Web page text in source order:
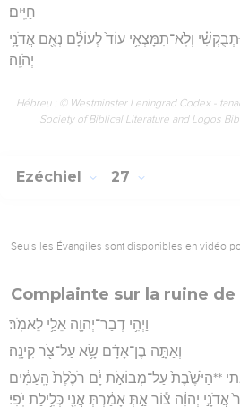
חַיִּֽים׃
וְלֹֽא־תִמָּצְאִ֥י עוֹד֙ לְעוֹלָ֔ם נְאֻ֖ם אֲדֹנָ֥י
יְהֹוִֽה׃
Hébreu : © Westminster Leningrad Codex -
Society of Biblical Literature and Logos
Ezéchiel 27
Seuls les Évangiles sont disponibles en vidéo
Complainte sur la ruine de
וַיְהִ֥י דְבַר־יְהוָ֖ה אֵלַ֥י לֵאמֹֽר׃
וְאַתָּ֣ה בֶן־אָדָ֔ם שָׂ֥א עַל־צֹ֖ר קִינָֽה׃
**הַיֹּשֶׁ֙בֶת֙ עַל־מְבוֹאֹ֣ת יָ֔ם רֹכֶ֙לֶת֙ הָֽעַמִּ֔ים
יְהוִ֔ה צ֕וֹר אַ֣תְּ אָמַ֔רְתְּ אֲנִ֖י כְּלִ֥ילַת יֹֽפִי׃